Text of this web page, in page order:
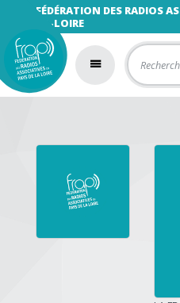
FÉDÉRATION DES RADIOS
LA-LOIRE